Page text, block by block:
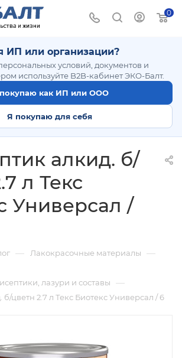
0
ИП или организации?
условий, документов и
используйте B2B-кабинет ЭКО-Балт.
как ИП или ООО
Я покупаю для себя
алкид. б/
л Текс
Универсал /
— Лакокрасочные материалы —
лазури и составы —
б/цветн 2.7 л Текс Биотекс Универсал / 6